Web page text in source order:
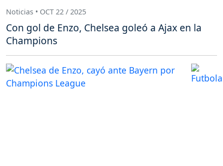
Noticias • OCT 22 / 2025
Con gol de Enzo, Chelsea goleó a Ajax en la
Champions